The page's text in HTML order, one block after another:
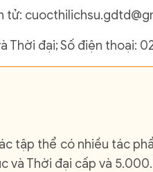
tử:
Thời đại; Số điện thoại:
tập thể có nhiều tác
và Thời đại cấp và